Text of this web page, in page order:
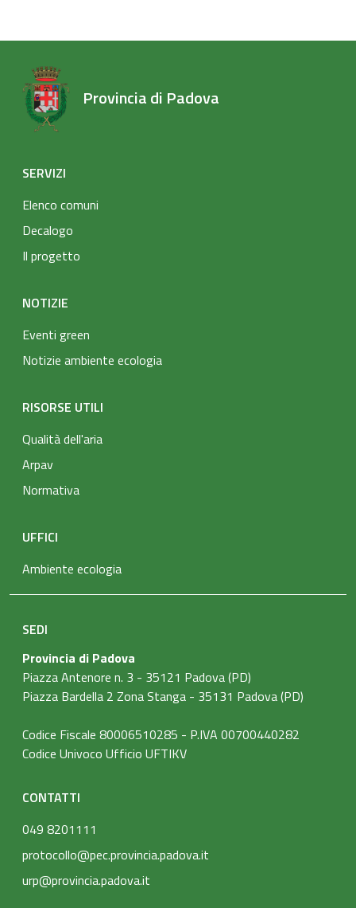
Provincia di Padova
SERVIZI
Elenco comuni
Decalogo
Il progetto
NOTIZIE
Eventi green
Notizie ambiente ecologia
RISORSE UTILI
Qualità dell'aria
Arpav
Normativa
UFFICI
Ambiente ecologia
SEDI
Provincia di Padova
Piazza Antenore n. 3 - 35121 Padova (PD)
Piazza Bardella 2 Zona Stanga - 35131 Padova (PD)
Codice Fiscale 80006510285 - P.IVA 00700440282
Codice Univoco Ufficio UFTIKV
CONTATTI
049 8201111
protocollo@pec.provincia.padova.it
urp@provincia.padova.it